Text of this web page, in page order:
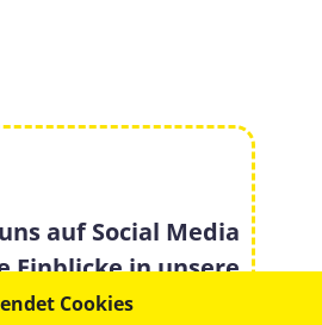
auf Social Media
Einblicke in unsere
Arbeit:Cookies